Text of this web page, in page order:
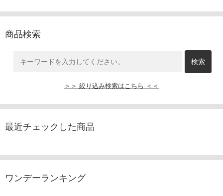
商品検索
＞＞ 絞り込み検索はこちら ＜＜
最近チェックした商品
ワンデーランキング